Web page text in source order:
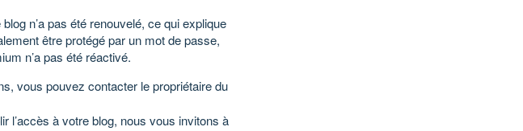
n’a pas été renouvelé, ce qui explique
être protégé par un mot de passe,
n’a pas été réactivé.
vous pouvez contacter le propriétaire du
l’accès à votre blog, nous vous invitons à